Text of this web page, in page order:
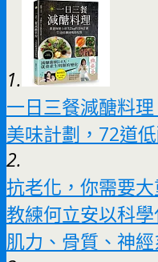
1.
一日三餐減醣料
美味計劃，72道
2.
抗老化，你需要
教練何立安以科
肌力、骨質、神